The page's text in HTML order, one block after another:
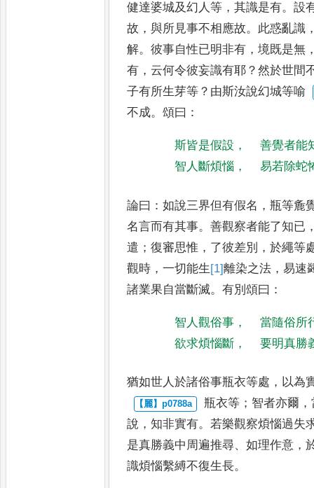
健達婆城及幻人等 ，其識是有。設
故 ，與所見事不相 應故。 此惑亂識
解。彼事自性已明非有 ，境既是無
有 ， 云何令彼妄識有耶 ？然於世間
子有所生芽等 ？ 由斯汝說幻城等喻
不成。頌曰 ：
斯皆是假設 ，
善覺者能
智人斷煩惱 ， 易若除蛇
論曰 ：如說三界但有假名 ，瓶等麁
名言而有其事。善觀察者能了知已
遣 ；復審思惟 ， 了彼差別 ，於繩等
觀時 ，一切能生[1]離染之法 ，易速
諸業果自當斷滅。有別頌曰 ：
智人觀俗事 ，
當隨俗所
欲求煩惱斷 ， 要明真勝
猶如世人於諸俗事瓶衣等處 ， 以為
瓶衣等 ； 智者亦爾 ，
說 ，知非實有。若樂觀察煩惱過失
是真勝義中周遍推尋、如理作意 ，
識煩惱繫縛不復生長。